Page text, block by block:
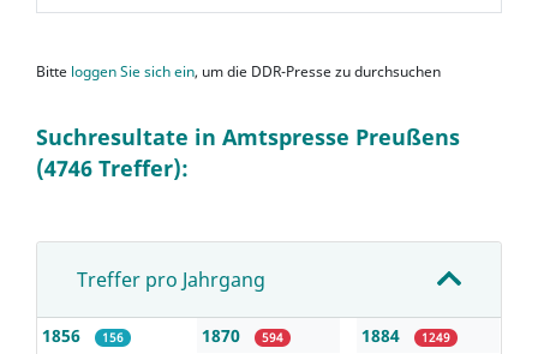
Bitte loggen Sie sich ein, um die DDR-Presse zu durchsuchen
Suchresultate in Amtspresse Preußens
(4746 Treffer):
Treffer pro Jahrgang
1856 156 1870 594 1884 1249